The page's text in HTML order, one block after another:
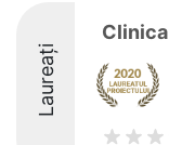
Laureați